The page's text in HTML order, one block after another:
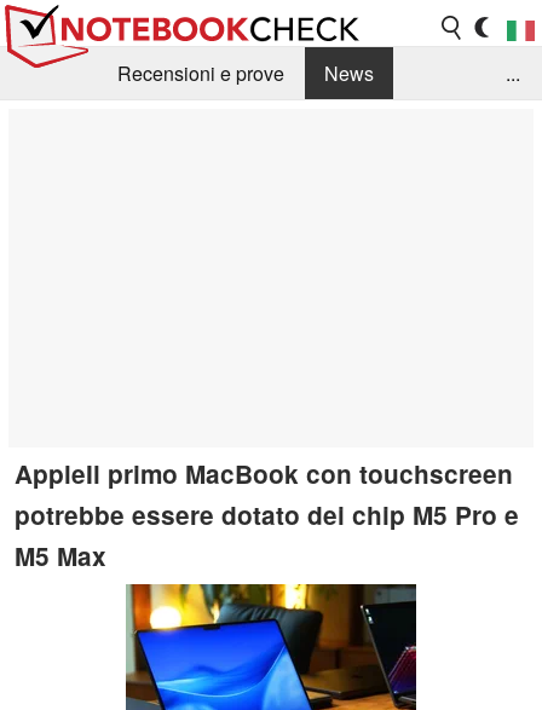
Recensioni e prove
News
...
AppleIl primo MacBook con touchscreen
potrebbe essere dotato dei chip M5 Pro e
M5 Max